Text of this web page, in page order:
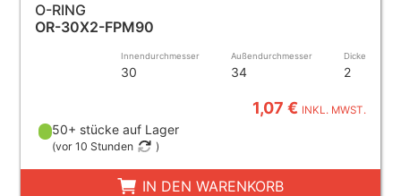
O-RING
OR-30X2-FPM90
Innendurchmesser
30
Außendurchmesser
34
Dicke
2
1,07 € INKL. MWST.
50+ stücke auf Lager
(vor 10 Stunden )
IN DEN WARENKORB